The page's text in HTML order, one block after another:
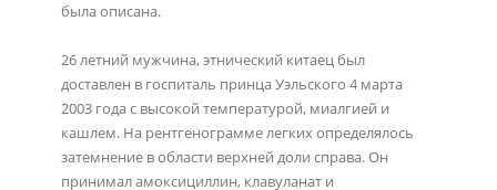
была описана.
26 летний мужчина, этнический китаец был
доставлен в госпиталь принца Уэльского 4 марта
2003 года с высокой температурой, миалгией и
кашлем. На рентгенограмме легких определялось
затемнение в области верхней доли справа. Он
принимал амоксициллин, клавуланат и